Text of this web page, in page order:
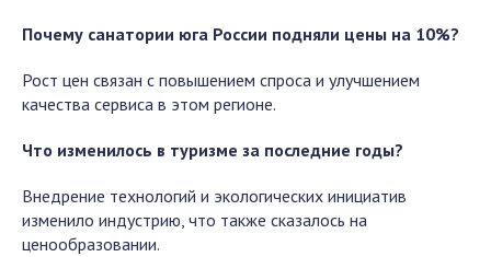
Почему санатории юга России подняли цены на 10%?
Рост цен связан с повышением спроса и улучшением
качества сервиса в этом регионе.
Что изменилось в туризме за последние годы?
Внедрение технологий и экологических инициатив
изменило индустрию, что также сказалось на
ценообразовании.